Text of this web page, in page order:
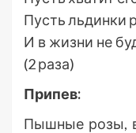
Пусть льдинки
И в жизни не
(2 раза)
Припев:
Пышные розы,